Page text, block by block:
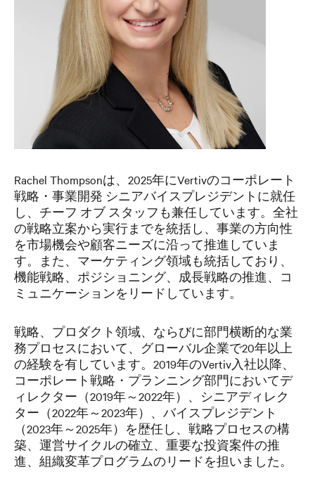
Rachel Thompsonは、2025年にVertivのコーポレート
戦略・事業開発 シニアバイスプレジデントに就任
し、チーフ オブ スタッフも兼任しています。全社
の戦略立案から実行までを統括し、事業の方向性
を市場機会や顧客ニーズに沿って推進していま
す。また、マーケティング領域も統括しており、
機能戦略、ポジショニング、成長戦略の推進、コ
ミュニケーションをリードしています。
戦略、プロダクト領域、ならびに部門横断的な業
務プロセスにおいて、グローバル企業で20年以上
の経験を有しています。2019年のVertiv入社以降、
コーポレート戦略・プランニング部門においてデ
ィレクター（2019年～2022年）、シニアディレク
ター（2022年～2023年）、バイスプレジデント
（2023年～2025年）を歴任し、戦略プロセスの構
築、運営サイクルの確立、重要な投資案件の推
進、組織変革プログラムのリードを担いました。